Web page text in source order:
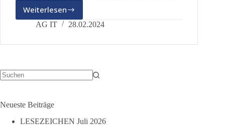
Weiterlesen
Thema
WHO
Bundestag
AG IT 28.02.2024
Neueste Beiträge
LESEZEICHEN Juli 2026